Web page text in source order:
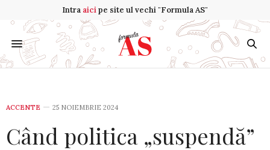
Intra aicipe site ul vechi "Formula AS"
ACCENTE 25 NOIEMBRIE 2024
Când politica „suspendă”